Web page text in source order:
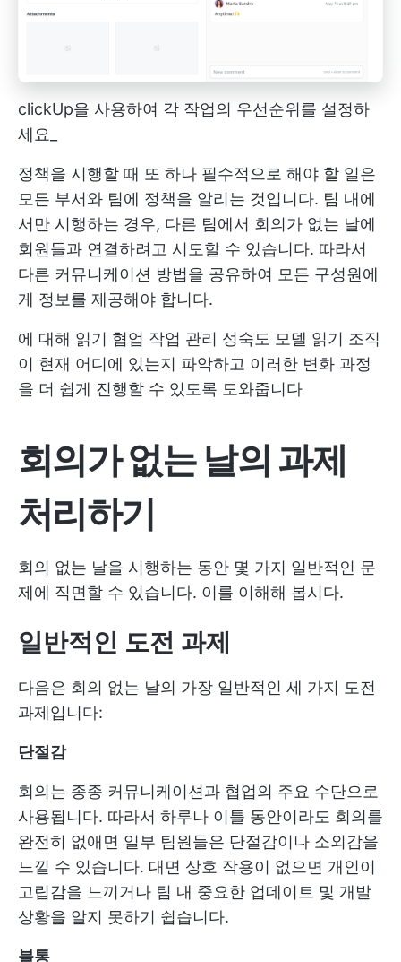
clickUp을 사용하여 각 작업의 우선순위를 설정하
세요_
정책을 시행할 때 또 하나 필수적으로 해야 할 일은
모든 부서와 팀에 정책을 알리는 것입니다. 팀 내에
서만 시행하는 경우, 다른 팀에서 회의가 없는 날에
회원들과 연결하려고 시도할 수 있습니다. 따라서
다른 커뮤니케이션 방법을 공유하여 모든 구성원에
게 정보를 제공해야 합니다.
에 대해 읽기 협업 작업 관리 성숙도 모델 읽기 조직
이 현재 어디에 있는지 파악하고 이러한 변화 과정
을 더 쉽게 진행할 수 있도록 도와줍니다
회의가 없는 날의 과제
처리하기
회의 없는 날을 시행하는 동안 몇 가지 일반적인 문
제에 직면할 수 있습니다. 이를 이해해 봅시다.
일반적인 도전 과제
다음은 회의 없는 날의 가장 일반적인 세 가지 도전
과제입니다:
단절감
회의는 종종 커뮤니케이션과 협업의 주요 수단으로
사용됩니다. 따라서 하루나 이틀 동안이라도 회의를
완전히 없애면 일부 팀원들은 단절감이나 소외감을
느낄 수 있습니다. 대면 상호 작용이 없으면 개인이
고립감을 느끼거나 팀 내 중요한 업데이트 및 개발
상황을 알지 못하기 쉽습니다.
불통